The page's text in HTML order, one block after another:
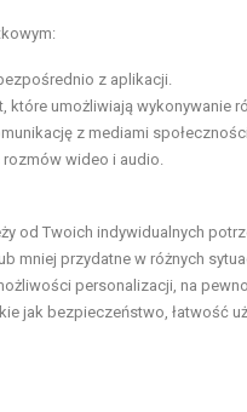
z aplikacji.
które umożliwiają wykonywanie
z mediami
wideo i audio.
od Twoich indywidualnych
mniej przydatne w różnych
personalizacji, na
jak bezpieczeństwo, łatwość